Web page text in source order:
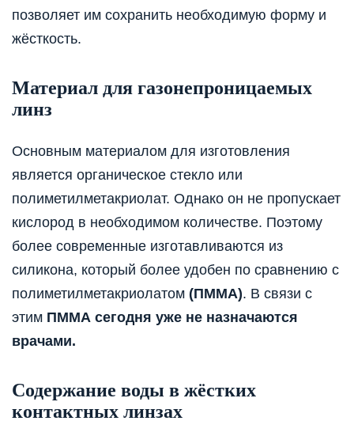
позволяет им сохранить необходимую форму и
жёсткость.
Материал для газонепроницаемых
линз
Основным материалом для изготовления
является органическое стекло или
полиметилметакриолат. Однако он не пропускает
кислород в необходимом количестве. Поэтому
более современные изготавливаются из
силикона, который более удобен по сравнению с
полиметилметакриолатом (ПММА). В связи с
этим ПММА сегодня уже не назначаются
врачами.
Содержание воды в жёстких
контактных линзах